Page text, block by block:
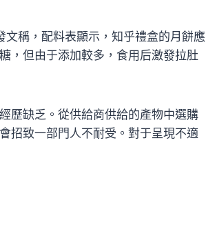
稱，配料表顯示，知乎禮盒的月餅應
，但由于添加較多，食用后激發拉肚
歷缺乏。從供給商供給的產物中選購
招致一部門人不耐受。對于呈現不適